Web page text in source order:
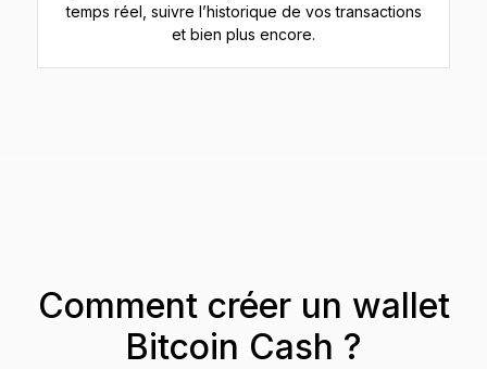
temps réel, suivre l’historique de vos transactions
et bien plus encore.
Comment créer un wallet
Bitcoin Cash ?